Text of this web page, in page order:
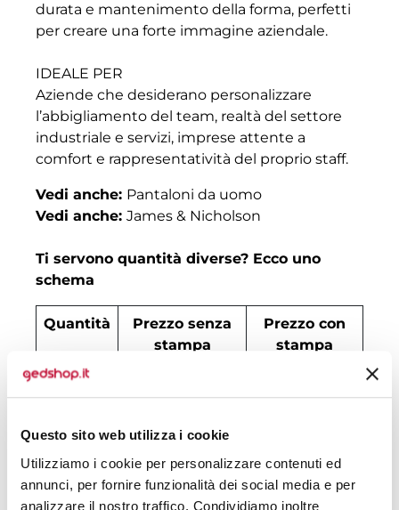
Questo sito web utilizza i cookie
Utilizziamo i cookie per personalizzare contenuti ed
annunci, per fornire funzionalità dei social media e per
analizzare il nostro traffico. Condividiamo inoltre
durata e mantenimento della forma, perfetti
per creare una forte immagine aziendale.
IDEALE PER
Aziende che desiderano personalizzare
l’abbigliamento del team, realtà del settore
industriale e servizi, imprese attente a
comfort e rappresentatività del proprio staff.
Vedi anche: Pantaloni da uomo
Vedi anche: James & Nicholson
Ti servono quantità diverse? Ecco uno
schema
Quantità
Prezzo senza
stampa
Prezzo con
stampa
30
€ 46,12
200 € 41,65 € 45,74